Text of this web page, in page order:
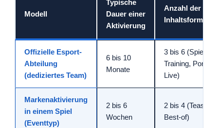
Modell
Typische
Dauer einer
Aktivierung
Anzahl der
Inhaltsformate
Offizielle Esport-
Abteilung
(dediziertes Team)
6 bis 10
Monate
3 bis 6 (Spiele,
Training,
Live)
Markenaktivierung
in einem Spiel
(Eventtyp)
2 bis 6
Wochen
2 bis 4 (Teaser,
Best-of)